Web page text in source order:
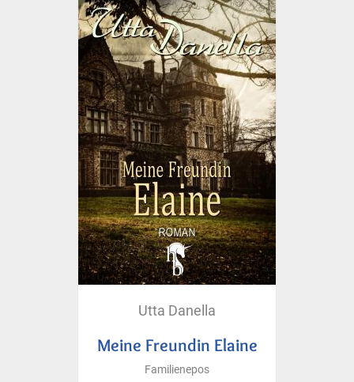
Utta Danella
Meine Freundin Elaine
Familienepos